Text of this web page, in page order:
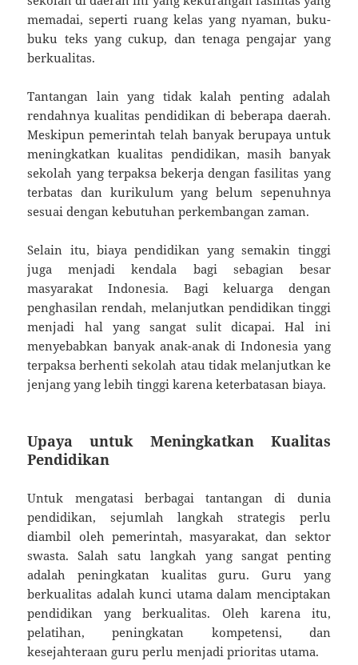
memadai, seperti ruang kelas yang nyaman, buku-
buku teks yang cukup, dan tenaga pengajar yang
berkualitas.
Tantangan lain yang tidak kalah penting adalah
rendahnya kualitas pendidikan di beberapa daerah.
Meskipun pemerintah telah banyak berupaya untuk
meningkatkan kualitas pendidikan, masih banyak
sekolah yang terpaksa bekerja dengan fasilitas yang
terbatas dan kurikulum yang belum sepenuhnya
sesuai dengan kebutuhan perkembangan zaman.
Selain itu, biaya pendidikan yang semakin tinggi
juga menjadi kendala bagi sebagian besar
masyarakat Indonesia. Bagi keluarga dengan
penghasilan rendah, melanjutkan pendidikan tinggi
menjadi hal yang sangat sulit dicapai. Hal ini
menyebabkan banyak anak-anak di Indonesia yang
terpaksa berhenti sekolah atau tidak melanjutkan ke
jenjang yang lebih tinggi karena keterbatasan biaya.
Upaya untuk Meningkatkan Kualitas
Pendidikan
Untuk mengatasi berbagai tantangan di dunia
pendidikan, sejumlah langkah strategis perlu
diambil oleh pemerintah, masyarakat, dan sektor
swasta. Salah satu langkah yang sangat penting
adalah peningkatan kualitas guru. Guru yang
berkualitas adalah kunci utama dalam menciptakan
pendidikan yang berkualitas. Oleh karena itu,
pelatihan, peningkatan kompetensi, dan
kesejahteraan guru perlu menjadi prioritas utama.